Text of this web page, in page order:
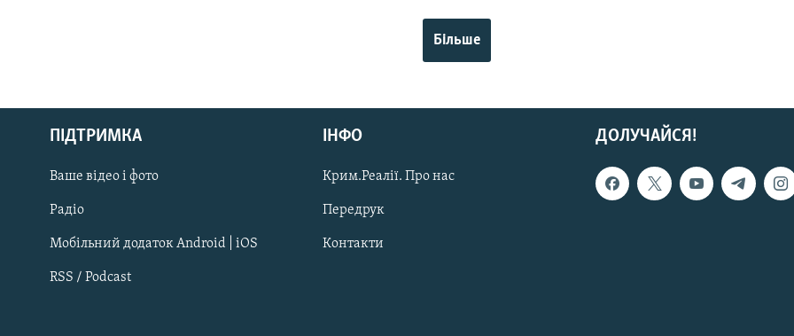
Русский
Qırımtatar
ДОЛУЧАЙСЯ!
Більше
ДОЛУЧАЙСЯ!
ПІДТРИМКА
Ваше відео і фото
Радіо
Мобільний додаток Android | iOS
RSS / Podcast
ІНФО
Крим.Реалії. Про нас
Передрук
Контакти